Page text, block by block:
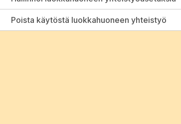
Poista käytöstä luokkahuoneen yhteistyö